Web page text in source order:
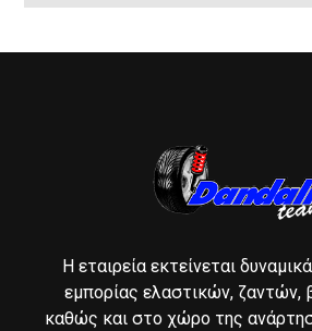
Η εταιρεία εκτείνεται
εμπορίας ελαστικών, ζαντών,
καθώς και στο χώρο της